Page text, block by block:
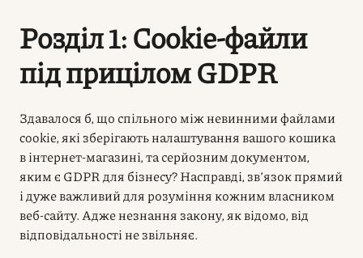
Розділ 1: Cookie-файли
під прицілом GDPR
Здавалося б, що спільного між невинними файлами
cookie, які зберігають налаштування вашого кошика
в інтернет-магазині, та серйозним документом,
яким є GDPR для бізнесу? Насправді, зв’язок прямий
і дуже важливий для розуміння кожним власником
веб-сайту. Адже незнання закону, як відомо, від
відповідальності не звільняє.